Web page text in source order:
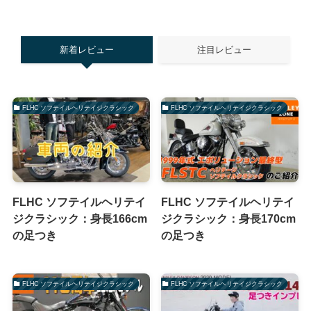
新着レビュー 注目レビュー
FLHC ソフテイルヘリテイジクラシック
FLHC ソフテイルヘリテイ
ジクラシック：身長166cm
の足つき
FLHC ソフテイルヘリテイジクラシック
FLHC ソフテイルヘリテイ
ジクラシック：身長170cm
の足つき
FLHC ソフテイルヘリテイジクラシック FLHC ソフテイルヘリテイジクラシック